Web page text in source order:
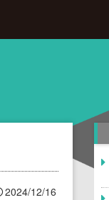
2024/12/16